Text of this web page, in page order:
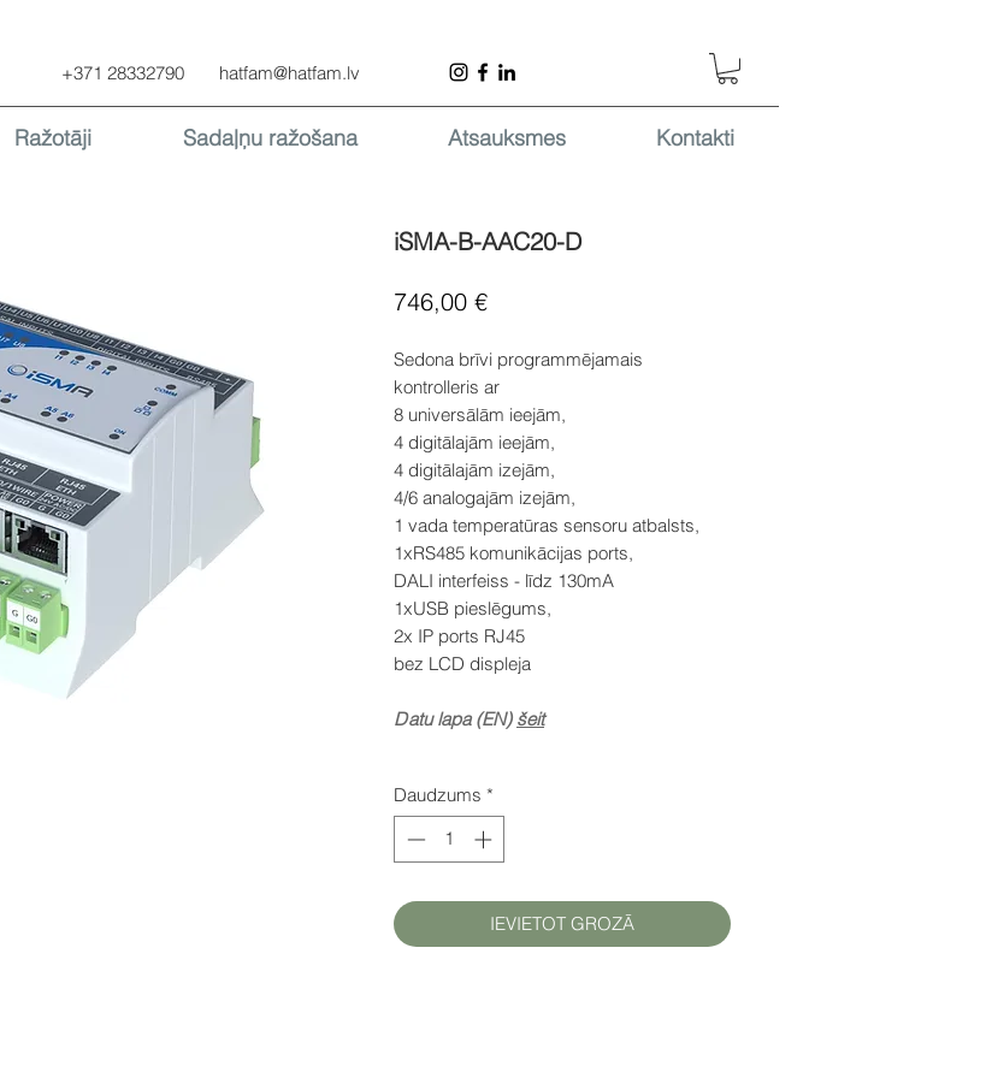
+371 28332790 hatfam@hatfam.lv
Ražotāji Sadaļņu ražošana Atsauksmes Kontakti
iSMA-B-AAC20-D
746,00 €Cena
Sedona brīvi programmējamais
kontrolleris ar
8 universālām ieejām,
4 digitālajām ieejām,
4 digitālajām izejām,
4/6 analogajām izejām,
1 vada temperatūras sensoru atbalsts,
1xRS485 komunikācijas ports,
DALI interfeiss - līdz 130mA
1xUSB pieslēgums,
2x IP ports RJ45
bez LCD displeja
Datu lapa (EN) šeit
Daudzums *
IEVIETOT GROZĀ